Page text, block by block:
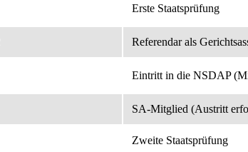
Erste Staatsprüfung
Referendar als
Eintritt in die NSDAP
SA-Mitglied (Austritt
Zweite Staatsprüfung